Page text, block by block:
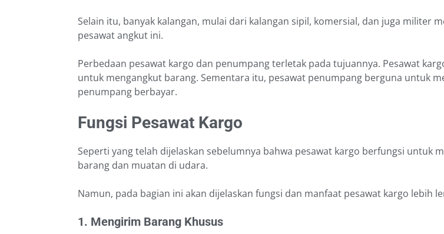
Selain itu, banyak kalangan, mulai dari kalangan sipil, komersial, dan juga militer
pesawat angkut ini.
Perbedaan pesawat kargo dan penumpang terletak pada tujuannya. Pesawat
untuk mengangkut barang. Sementara itu, pesawat penumpang berguna untuk
penumpang berbayar.
Fungsi Pesawat Kargo
Seperti yang telah dijelaskan sebelumnya bahwa pesawat kargo berfungsi untuk
barang dan muatan di udara.
Namun, pada bagian ini akan dijelaskan fungsi dan manfaat pesawat kargo lebih
1. Mengirim Barang Khusus